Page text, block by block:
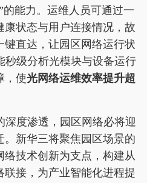
的能力。运维人员可通过一
康状态与用户连接情况，故
键直达，让园区网络运行状
秒级分析光模块与设备运行
，使光网络运维效率提升超
深度渗透，园区网络必将迎
新华三将聚焦园区场景的
络技术创新为支点，构建从
联接，为产业智能化进程提